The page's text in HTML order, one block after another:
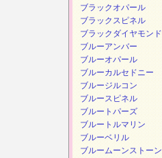
ブラックオパール
ブラックスピネル
ブラックダイヤモンド
ブルーアンバー
ブルーオパール
ブルーカルセドニー
ブルージルコン
ブルースピネル
ブルートパーズ
ブルートルマリン
ブルーベリル
ブルームーンストーン